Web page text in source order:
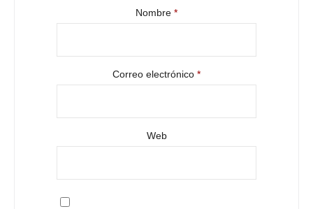
Nombre *
Correo electrónico *
Web